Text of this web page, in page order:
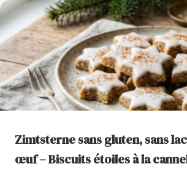
Zimtsterne sans gluten, sans
œuf – Biscuits étoiles à la